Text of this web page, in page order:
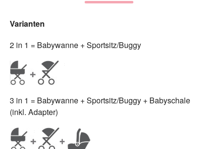
Varianten
2 in 1 = Babywanne + Sportsitz/Buggy
3 in 1 = Babywanne + Sportsitz/Buggy + Babyschale
(inkl. Adapter)